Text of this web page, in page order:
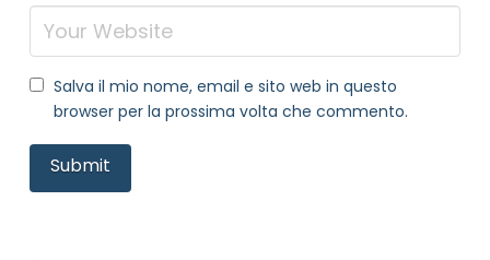
Salva il mio nome, email e sito web in questo
browser per la prossima volta che commento.